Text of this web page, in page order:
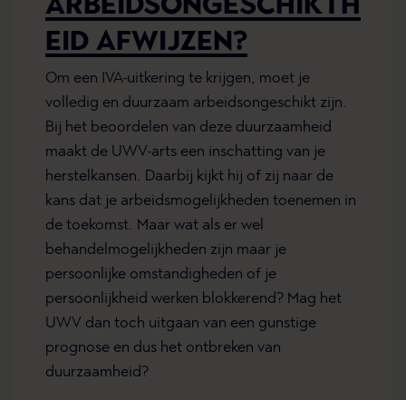
ARBEIDSONGESCHIKTH
EID AFWIJZEN?
Om een IVA-uitkering te krijgen, moet je
volledig en duurzaam arbeidsongeschikt zijn.
Bij het beoordelen van deze duurzaamheid
maakt de UWV-arts een inschatting van je
herstelkansen. Daarbij kijkt hij of zij naar de
kans dat je arbeidsmogelijkheden toenemen in
de toekomst. Maar wat als er wel
behandelmogelijkheden zijn maar je
persoonlijke omstandigheden of je
persoonlijkheid werken blokkerend? Mag het
UWV dan toch uitgaan van een gunstige
prognose en dus het ontbreken van
duurzaamheid?